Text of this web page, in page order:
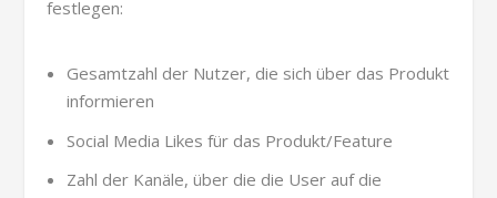
festlegen:
Gesamtzahl der Nutzer, die sich über das Produkt
informieren
Social Media Likes für das Produkt/Feature
Zahl der Kanäle, über die die User auf die